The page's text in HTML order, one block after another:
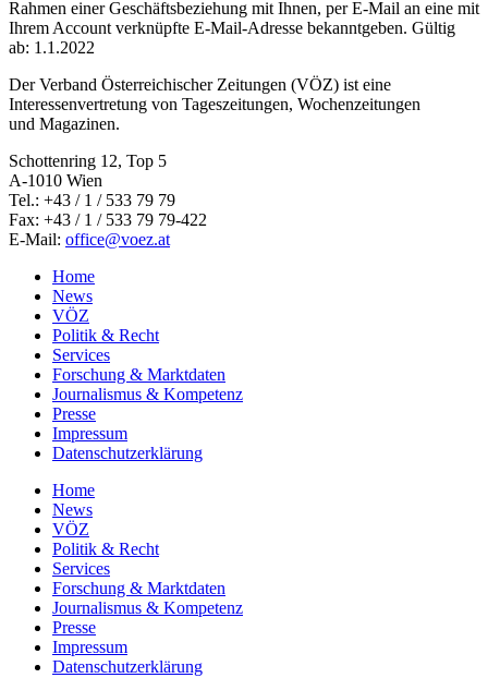
Rahmen einer Geschäftsbeziehung mit Ihnen, per E-Mail an eine mit
Ihrem Account verknüpfte E-Mail-Adresse bekanntgeben. Gültig
ab: 1.1.2022
Der Verband Österreichischer Zeitungen (VÖZ) ist eine
Interessenvertretung von Tageszeitungen, Wochenzeitungen
und Magazinen.
Schottenring 12, Top 5
A-1010 Wien
Tel.: +43 / 1 / 533 79 79
Fax: +43 / 1 / 533 79 79-422
E-Mail: office@voez.at
Home
News
VÖZ
Politik & Recht
Services
Forschung & Marktdaten
Journalismus & Kompetenz
Presse
Impressum
Datenschutzerklärung
Home
News
VÖZ
Politik & Recht
Services
Forschung & Marktdaten
Journalismus & Kompetenz
Presse
Impressum
Datenschutzerklärung